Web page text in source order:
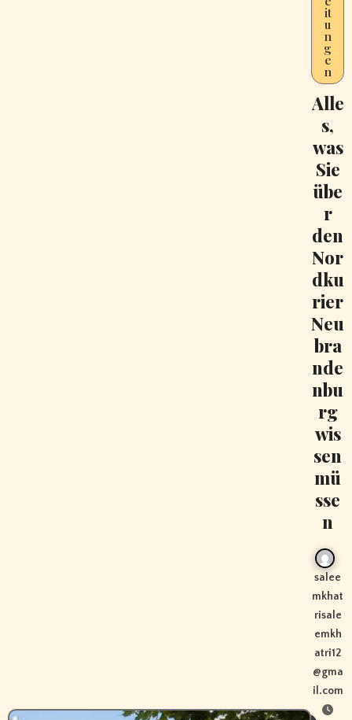
it
u
n
g
e
n
Alle
s,
was
Sie
übe
r
den
Nor
dku
rier
Neu
bra
nde
nbu
rg
wis
sen
mü
sse
n
salee
mkhat
risale
emkh
atri12
@gma
il.com